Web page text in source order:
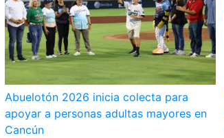
Abuelotón 2026 inicia colecta para
apoyar a personas adultas mayores en
Cancún